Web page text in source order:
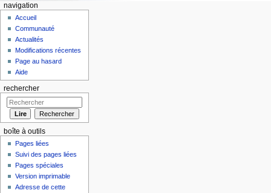
navigation
Accueil
Communauté
Actualités
Modifications récentes
Page au hasard
Aide
rechercher
boîte à outils
Pages liées
Suivi des pages liées
Pages spéciales
Version imprimable
Adresse de cette